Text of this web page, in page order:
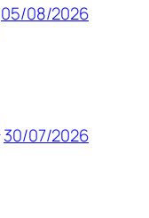
05/08/2026
30/07/2026